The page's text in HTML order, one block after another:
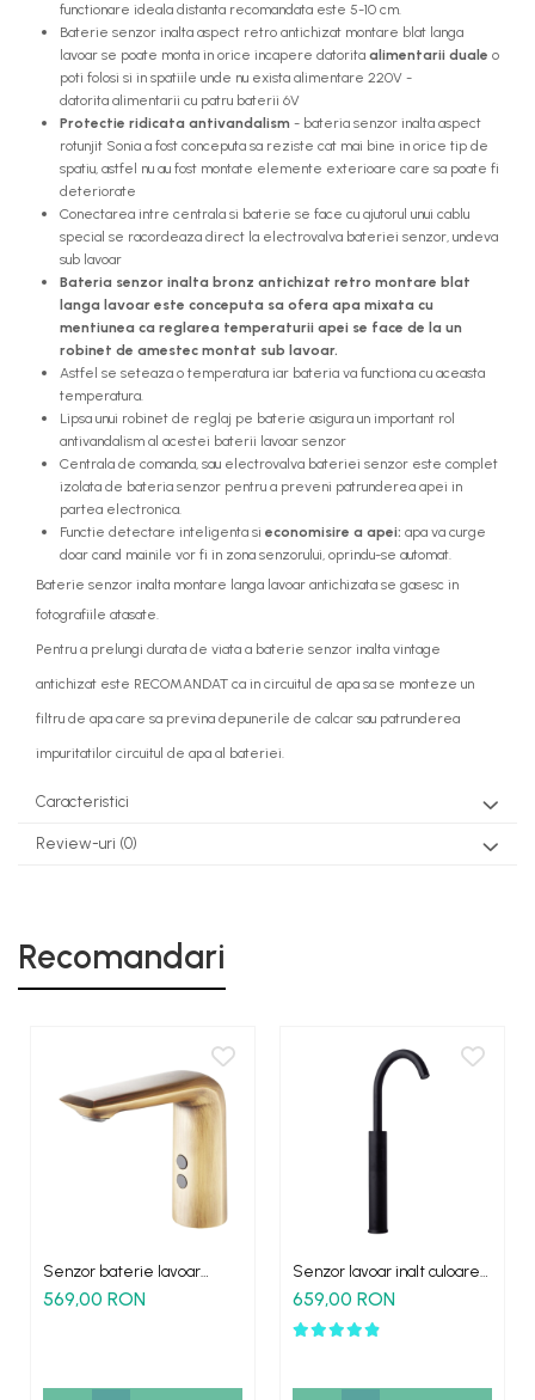
functionare ideala distanta recomandata este 5-10 cm.
Baterie senzor inalta aspect retro antichizat montare blat langa
lavoar se poate monta in orice incapere datorita alimentarii duale o
poti folosi si in spatiile unde nu exista alimentare 220V -
datorita alimentarii cu patru baterii 6V
Protectie ridicata antivandalism - bateria senzor inalta aspect
rotunjit Sonia a fost conceputa sa reziste cat mai bine in orice tip de
spatiu, astfel nu au fost montate elemente exterioare care sa poate fi
deteriorate
Conectarea intre centrala si baterie se face cu ajutorul unui cablu
special se racordeaza direct la electrovalva bateriei senzor, undeva
sub lavoar
Bateria senzor inalta bronz antichizat retro montare blat
langa lavoar este conceputa sa ofera apa mixata cu
mentiunea ca reglarea temperaturii apei se face de la un
robinet de amestec montat sub lavoar.
Astfel se seteaza o temperatura iar bateria va functiona cu aceasta
temperatura.
Lipsa unui robinet de reglaj pe baterie asigura un important rol
antivandalism al acestei baterii lavoar senzor
Centrala de comanda, sau electrovalva bateriei senzor este complet
izolata de bateria senzor pentru a preveni patrunderea apei in
partea electronica.
Functie detectare inteligenta si economisire a apei: apa va curge
doar cand mainile vor fi in zona senzorului, oprindu-se automat.
Baterie senzor inalta montare langa lavoar antichizata se gasesc in
fotografiile atasate.
Pentru a prelungi durata de viata a baterie senzor inalta vintage
antichizat este RECOMANDAT ca in circuitul de apa sa se monteze un
filtru de apa care sa previna depunerile de calcar sau patrunderea
impuritatilor circuitul de apa al bateriei.
Caracteristici
Review-uri (0)
Recomandari
Senzor baterie lavoar
antichizat fara atingere
569,00 RON
Senzor lavoar inalt culoare
negru HighSense montare
blat
659,00 RON